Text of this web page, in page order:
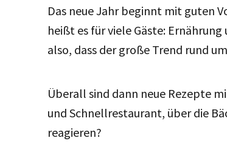
Das neue Jahr beginnt mit guten
heißt es für viele Gäste:
also, dass der große Trend rund
Überall sind dann neue Rezepte
und Schnellrestaurant, über die
reagieren?